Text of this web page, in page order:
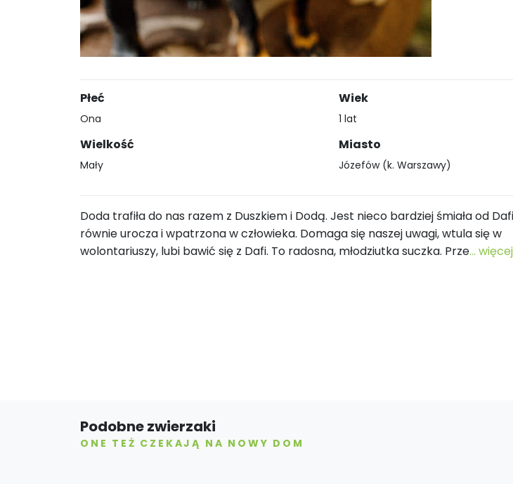
Płeć
Ona
Wielkość
Mały
Wiek
1 lat
Miasto
Józefów (k. Warszawy)
Doda trafiła do nas razem z Duszkiem i Dodą. Jest nieco bardziej śmiała od
równie urocza i wpatrzona w człowieka. Domaga się naszej uwagi, wtula się w
wolontariuszy, lubi bawić się z Dafi. To radosna, młodziutka suczka. Prze... więcej
Podobne zwierzaki
ONE TEŻ CZEKAJĄ NA NOWY DOM